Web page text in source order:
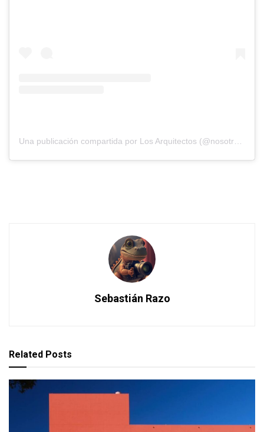
Sebastián Razo
Related Posts